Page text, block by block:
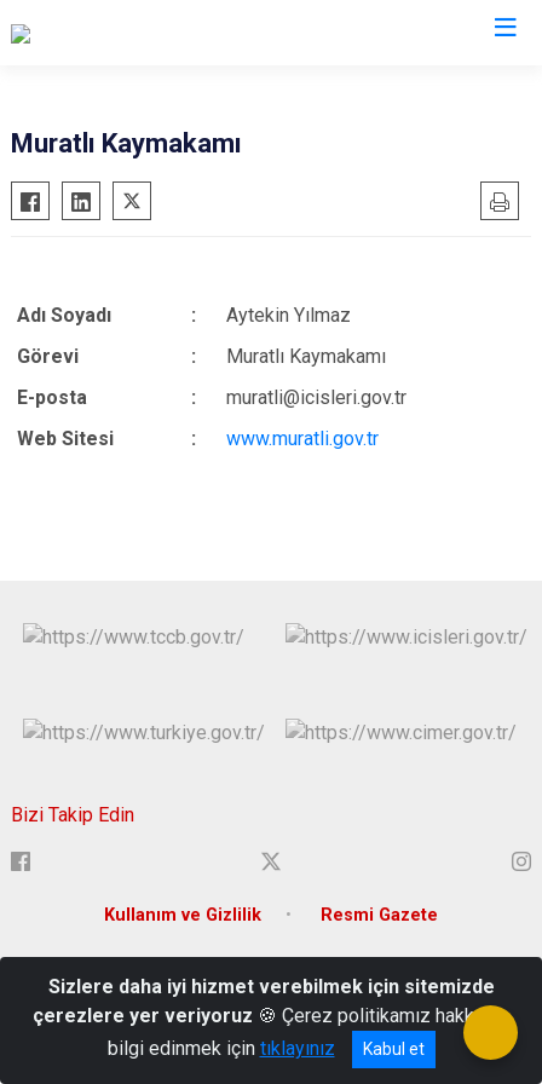
Muratlı Kaymakamı
Adı Soyadı :
Aytekin Yılmaz
Görevi
:
Muratlı Kaymakamı
E-posta
:
muratli@icisleri.gov.tr
Web Sitesi
: www.muratli.gov.tr
Bizi Takip Edin
Kullanım ve Gizlilik Resmi Gazete
Ortacami Mah. Hükümet Cad. Süleymanpaşa/Tekirdağ
0282 262 80 80
Sizlere daha iyi hizmet verebilmek için sitemizde
çerezlere yer veriyoruz 🍪 Çerez politikamız hakkında
bilgi edinmek için tıklayınız Kabul et